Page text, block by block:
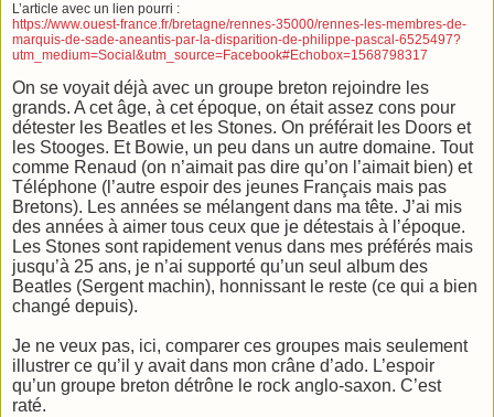
L’article avec un lien pourri :
https://www.ouest-france.fr/bretagne/rennes-35000/rennes-les-membres-de-
marquis-de-sade-aneantis-par-la-disparition-de-philippe-pascal-6525497?
utm_medium=Social&utm_source=Facebook#Echobox=1568798317
On se voyait déjà avec un groupe breton rejoindre les
grands. A cet âge, à cet époque, on était assez cons pour
détester les Beatles et les Stones. On préférait les Doors et
les Stooges. Et Bowie, un peu dans un autre domaine. Tout
comme Renaud (on n’aimait pas dire qu’on l’aimait bien) et
Téléphone (l’autre espoir des jeunes Français mais pas
Bretons). Les années se mélangent dans ma tête. J’ai mis
des années à aimer tous ceux que je détestais à l’époque.
Les Stones sont rapidement venus dans mes préférés mais
jusqu’à 25 ans, je n’ai supporté qu’un seul album des
Beatles (Sergent machin), honnissant le reste (ce qui a bien
changé depuis).
Je ne veux pas, ici, comparer ces groupes mais seulement
illustrer ce qu’il y avait dans mon crâne d’ado. L’espoir
qu’un groupe breton détrône le rock anglo-saxon. C’est
raté.